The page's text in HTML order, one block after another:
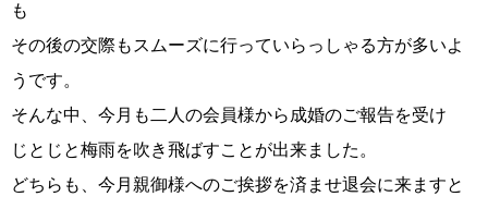
ご来店WEB予約 婚活キャンペーン
も
その後の交際もスムーズに行っていらっしゃる方が多いよ
うです。
そんな中、今月も二人の会員様から成婚のご報告を受け
じとじと梅雨を吹き飛ばすことが出来ました。
どちらも、今月親御様へのご挨拶を済ませ退会に来ますと